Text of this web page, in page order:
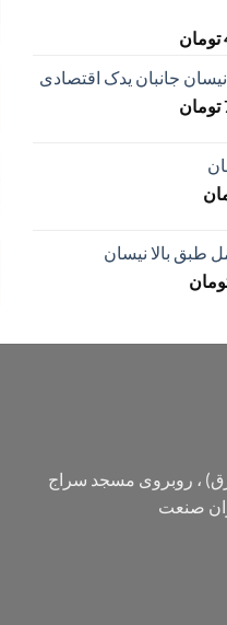
تومان
جانبان یدک اقتصادی
تومان
طبق بالا نیسان
، روبروی مسجد سراج
صنعت